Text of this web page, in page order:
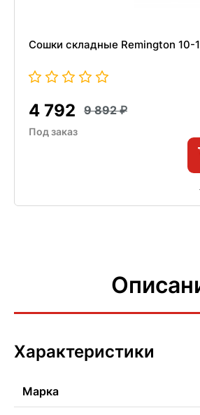
Сошки складные Remington 10-
4 792 9 892
Под заказ
Характеристики
Марка